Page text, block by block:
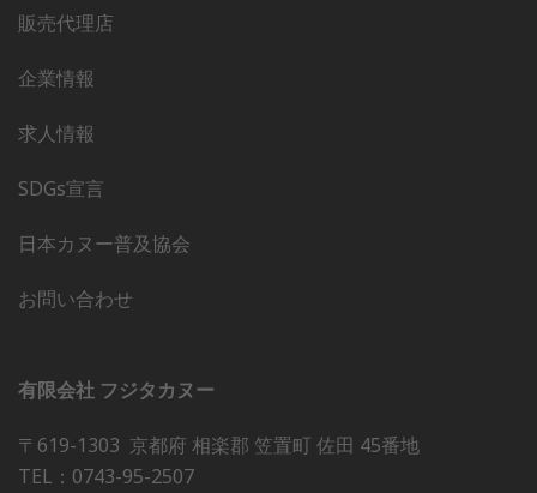
販売代理店
企業情報
求人情報
SDGs宣言
日本カヌー普及協会
お問い合わせ
有限会社 フジタカヌー
〒619-1303 京都府 相楽郡 笠置町 佐田 45番地
TEL：0743-95-2507